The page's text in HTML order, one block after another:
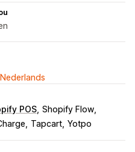
POS Shopify Flow
Tapcart Yotpo